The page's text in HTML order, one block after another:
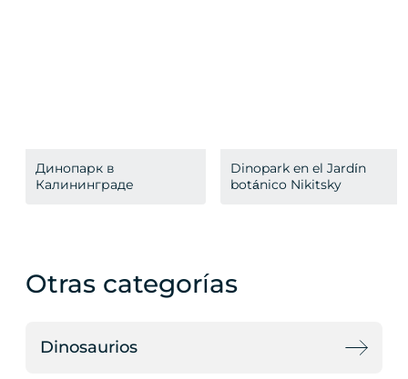
Динопарк в
Калининграде
Dinopark en el Jardín
botánico Nikitsky
Otras categorías
Dinosaurios